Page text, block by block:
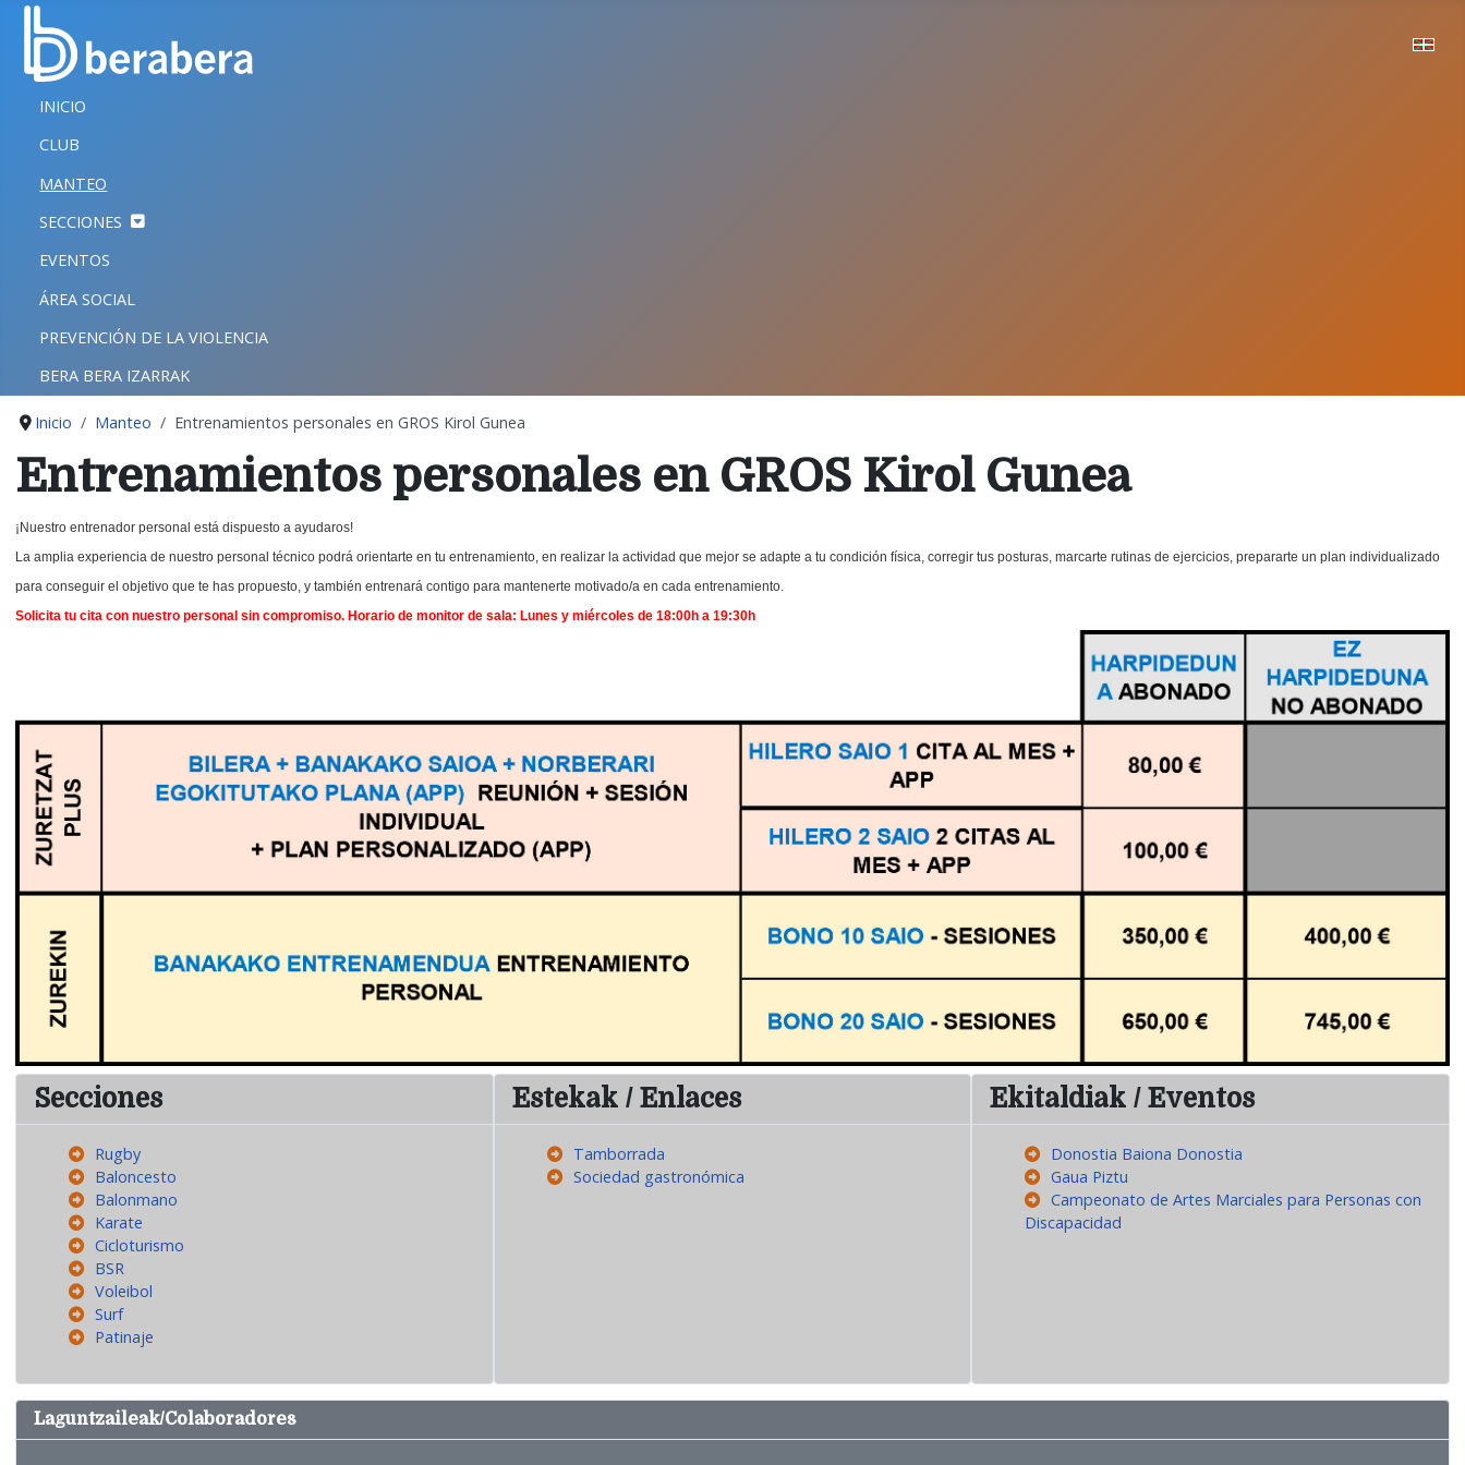
CERRAR
INICIO
CLUB
MANTEO
SECCIONES
EVENTOS
ÁREA SOCIAL
PREVENCIÓN DE LA VIOLENCIA
BERA BERA IZARRAK
INICIO
CLUB
MANTEO
SECCIONES
EVENTOS
ÁREA SOCIAL
PREVENCIÓN DE LA VIOLENCIA
BERA BERA IZARRAK
Inicio Manteo Entrenamientos personales en GROS Kirol Gunea
Entrenamientos personales en GROS Kirol Gunea
¡Nuestro entrenador personal está dispuesto a ayudaros!
La amplia experiencia de nuestro personal técnico podrá orientarte en tu entrenamiento, en realizar la actividad que mejor se adapte a tu condición física, corregir tus posturas, marcarte rutinas de ejercicios, prepararte un plan individualizado
para conseguir el objetivo que te has propuesto, y también entrenará contigo para mantenerte motivado/a en cada entrenamiento.
Solicita tu cita con nuestro personal sin compromiso. Horario de monitor de sala: Lunes y miércoles de 18:00h a 19:30h
Secciones
Rugby
Baloncesto
Balonmano
Karate
Cicloturismo
BSR
Voleibol
Surf
Patinaje
Estekak / Enlaces
Tamborrada
Sociedad gastronómica
Ekitaldiak / Eventos
Donostia Baiona Donostia
Gaua Piztu
Campeonato de Artes Marciales para Personas con
Discapacidad
Laguntzaileak/Colaboradores